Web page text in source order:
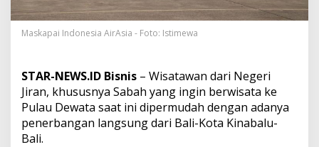
i
P
e
r
b
a
n
g
Maskapai Indonesia AirAsia - Foto: Istimewa
STAR-NEWS.ID Bisnis – Wisatawan dari Negeri
Jiran, khususnya Sabah yang ingin berwisata ke
Pulau Dewata saat ini dipermudah dengan adanya
penerbangan langsung dari Bali-Kota Kinabalu-
Bali.